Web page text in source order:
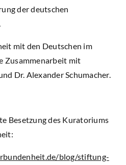
der deutschen
mit den Deutschen im
Zusammenarbeit mit
Dr. Alexander Schumacher.
Besetzung des Kuratoriums
blog/stiftung-